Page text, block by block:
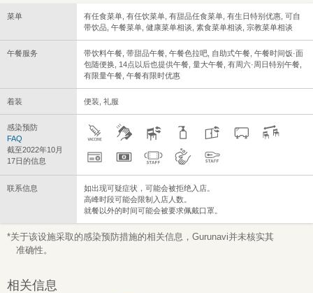
菜单
有任食菜单, 有任饮菜单, 有甜品任食菜单, 有生日特别优惠, 可自
带饮品, 午餐菜单, 健康菜单相谈, 素食菜单相谈, 宗教菜单相谈
午餐服务
带饮料午餐, 带甜品午餐, 午餐色拉吧, 自助式午餐, 午餐时间饭·面
包随便换, 14点以后也提供午餐, 量大午餐, 有周六·周日特别午餐,
有限量午餐, 午餐有限时优惠
着装 便装, 礼服
感染预防
FAQ
截至2022年10月
17日的信息
联系信息
如出现可疑症状，可能会被拒绝入店。
高峰时段可能会限制入店人数。
就餐以外的时间可能会被要求佩戴口罩。
*关于该设施采取的感染预防措施的相关信息，Gurunavi并未核实其
准确性。
相关信息